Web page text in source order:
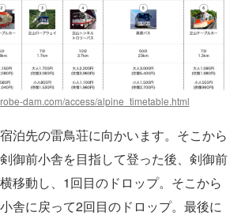
dam.com/access/alpine_timetable.html
泊先の雷鳥荘に向かいます。そこから
御前小舎を目指して登った後、剣御前
移動し、1回目のドロップ。そこから
舎に戻って2回目のドロップ。最後に